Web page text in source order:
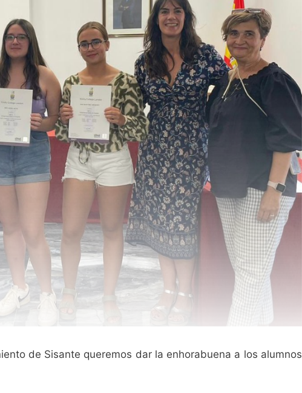
de Sisante queremos dar la enhorabuena a los alumnos